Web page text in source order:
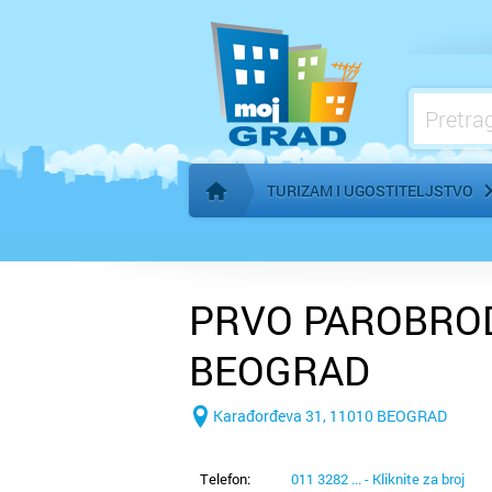
Početna stranica
TURIZAM I UGOSTITELJSTVO
Poslastičarnice
Priroda i životinjska staništa
PRVO
BEOGRAD
Karađorđeva 31, 11010 BEOGRAD
Telefon: 011 3282 ... - Kliknite za broj